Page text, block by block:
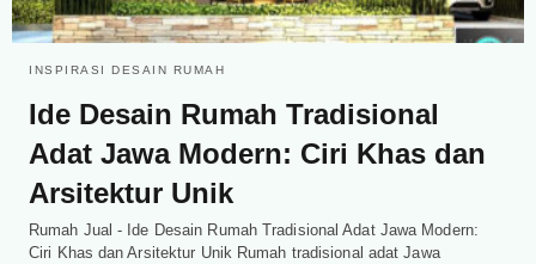
INSPIRASI DESAIN RUMAH
Ide Desain Rumah Tradisional
Adat Jawa Modern: Ciri Khas dan
Arsitektur Unik
Rumah Jual - Ide Desain Rumah Tradisional Adat Jawa Modern:
Ciri Khas dan Arsitektur Unik Rumah tradisional adat Jawa